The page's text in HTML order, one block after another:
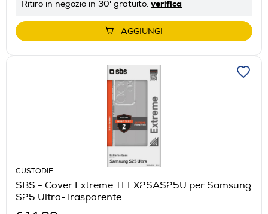
Ritiro in negozio in 30' gratuito: verifica
AGGIUNGI
CUSTODIE
SBS - Cover Extreme TEEX2SAS25U per Samsung
S25 Ultra-Trasparente